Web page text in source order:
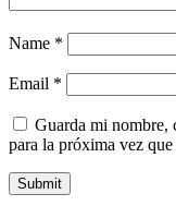
Name *
Email *
Guarda mi nombre,
para la próxima vez que